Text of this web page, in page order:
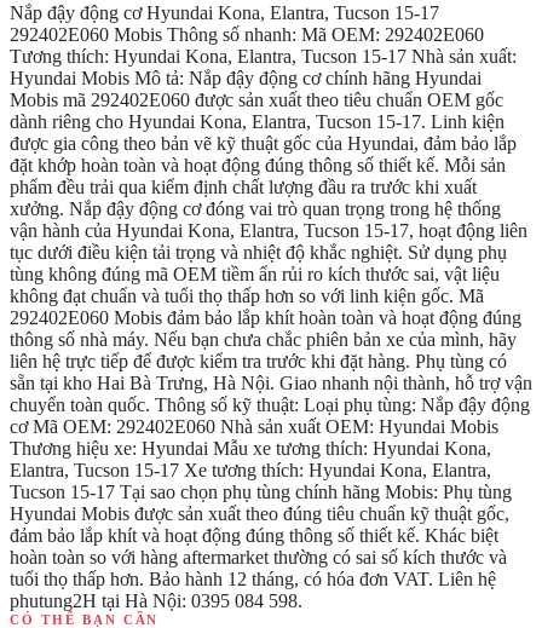
Nắp đậy động cơ Hyundai Kona, Elantra, Tucson 15-17
292402E060 Mobis Thông số nhanh: Mã OEM: 292402E060
Tương thích: Hyundai Kona, Elantra, Tucson 15-17 Nhà sản xuất:
Hyundai Mobis Mô tả: Nắp đậy động cơ chính hãng Hyundai
Mobis mã 292402E060 được sản xuất theo tiêu chuẩn OEM gốc
dành riêng cho Hyundai Kona, Elantra, Tucson 15-17. Linh kiện
được gia công theo bản vẽ kỹ thuật gốc của Hyundai, đảm bảo lắp
đặt khớp hoàn toàn và hoạt động đúng thông số thiết kế. Mỗi sản
phẩm đều trải qua kiểm định chất lượng đầu ra trước khi xuất
xưởng. Nắp đậy động cơ đóng vai trò quan trọng trong hệ thống
vận hành của Hyundai Kona, Elantra, Tucson 15-17, hoạt động liên
tục dưới điều kiện tải trọng và nhiệt độ khắc nghiệt. Sử dụng phụ
tùng không đúng mã OEM tiềm ẩn rủi ro kích thước sai, vật liệu
không đạt chuẩn và tuổi thọ thấp hơn so với linh kiện gốc. Mã
292402E060 Mobis đảm bảo lắp khít hoàn toàn và hoạt động đúng
thông số nhà máy. Nếu bạn chưa chắc phiên bản xe của mình, hãy
liên hệ trực tiếp để được kiểm tra trước khi đặt hàng. Phụ tùng có
sẵn tại kho Hai Bà Trưng, Hà Nội. Giao nhanh nội thành, hỗ trợ vận
chuyển toàn quốc. Thông số kỹ thuật: Loại phụ tùng: Nắp đậy động
cơ Mã OEM: 292402E060 Nhà sản xuất OEM: Hyundai Mobis
Thương hiệu xe: Hyundai Mẫu xe tương thích: Hyundai Kona,
Elantra, Tucson 15-17 Xe tương thích: Hyundai Kona, Elantra,
Tucson 15-17 Tại sao chọn phụ tùng chính hãng Mobis: Phụ tùng
Hyundai Mobis được sản xuất theo đúng tiêu chuẩn kỹ thuật gốc,
đảm bảo lắp khít và hoạt động đúng thông số thiết kế. Khác biệt
hoàn toàn so với hàng aftermarket thường có sai số kích thước và
tuổi thọ thấp hơn. Bảo hành 12 tháng, có hóa đơn VAT. Liên hệ
phutung2H tại Hà Nội: 0395 084 598.
CÓ THỂ BẠN CẦN